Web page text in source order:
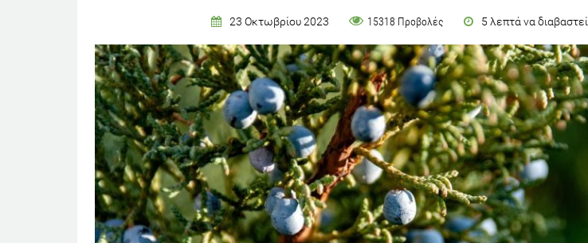
23 Οκτωβρίου 2023 15318 Προβολές 5 λεπτά να διαβαστεί